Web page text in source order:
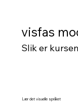
visfas
Slik er
Lær det visuelle språket